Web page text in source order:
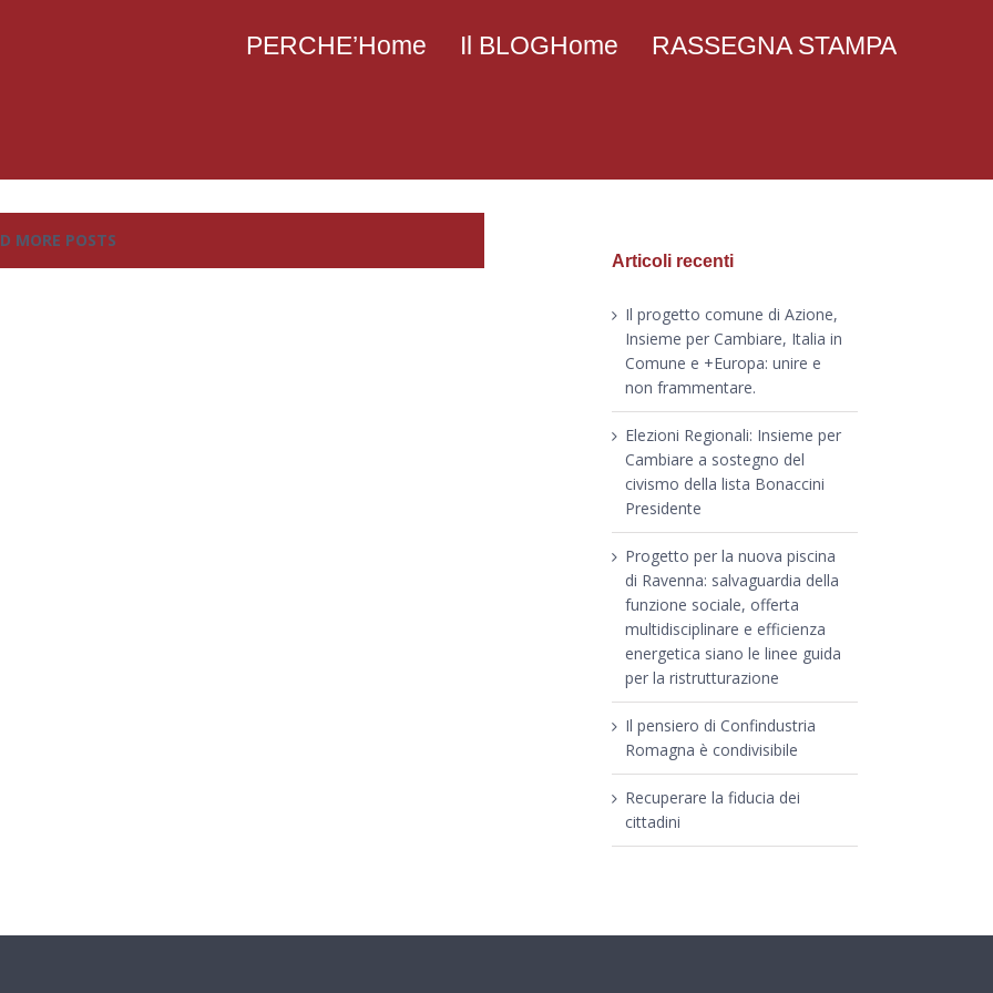
PERCHE’Home Il BLOGHome RASSEGNA STAMPA
MORE POSTS
Articoli recenti
Il progetto comune di Azione,
Insieme per Cambiare, Italia in
Comune e +Europa: unire e
non frammentare.
Elezioni Regionali: Insieme per
Cambiare a sostegno del
civismo della lista Bonaccini
Presidente
Progetto per la nuova piscina
di Ravenna: salvaguardia della
funzione sociale, offerta
multidisciplinare e efficienza
energetica siano le linee guida
per la ristrutturazione
Il pensiero di Confindustria
Romagna è condivisibile
Recuperare la fiducia dei
cittadini